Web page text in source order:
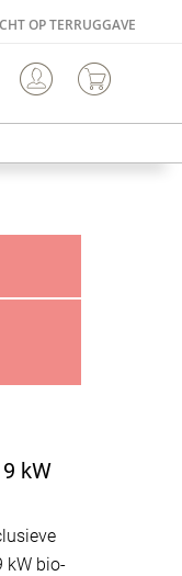
OP TERRUGGAVE
kW
kW bio-